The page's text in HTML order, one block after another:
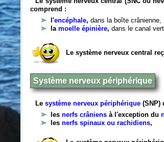
comprend :
l'encéphale,dans la boîte crânienne,
lamoelle épinière,dans le canal
Le système nerveux central
Système nerveux périphérique
Lesystème nerveux périphérique (SNP)
lesnerfs crâniens à l'exception du
lesnerfs spinaux ou rachidiens,